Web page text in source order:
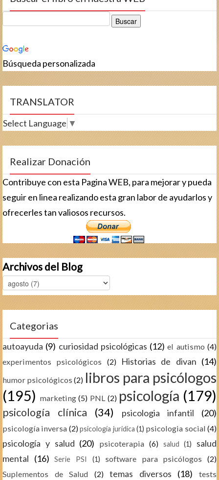
Búsqueda personalizada
TRANSLATOR
Select Language ▼
Realizar Donación
Contribuye con esta Pagina WEB, para mejorar y pueda
seguir en linea realizando esta gran labor de ayudarlos y
ofrecerles tan valiosos recursos.
Archivos del Blog
Categorias
autoayuda (9) curiosidad psicológicas (12) el autismo (4)
experimentos psicológicos
(2) Historias de divan (14)
humor psicológicos (2) libros para psicólogos
(195) marketing (5) PNL (2) psicología (179)
psicología clínica (34) psicologia infantil (20)
psicología inversa (2)psicología juridica (1) psicologia social (4)
psicología y salud (20) psicoterapia (6) salud (1)
salud
mental (16) Serie PSI (1) software para psicólogos
(2)
Suplementos de Salud
(2) temas diversos (18)
tests